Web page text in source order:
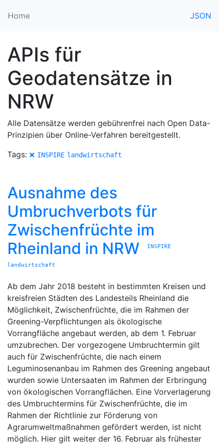
Home JSON
APIs für
Geodatensätze in
NRW
Alle Datensätze werden gebührenfrei nach Open Data-
Prinzipien über Online-Verfahren bereitgestellt.
Tags: ❌ INSPIRE landwirtschaft
Ausnahme des
Umbruchverbots für
Zwischenfrüchte im
Rheinland in NRW
INSPIRE
landwirtschaft
Ab dem Jahr 2018 besteht in bestimmten Kreisen und
kreisfreien Städten des Landesteils Rheinland die
Möglichkeit, Zwischenfrüchte, die im Rahmen der
Greening-Verpflichtungen als ökologische
Vorrangfläche angebaut werden, ab dem 1. Februar
umzubrechen. Der vorgezogene Umbruchtermin gilt
auch für Zwischenfrüchte, die nach einem
Leguminosenanbau im Rahmen des Greening angebaut
wurden sowie Untersaaten im Rahmen der Erbringung
von ökologischen Vorrangflächen. Eine Vorverlagerung
des Umbruchtermins für Zwischenfrüchte, die im
Rahmen der Richtlinie zur Förderung von
Agrarumweltmaßnahmen gefördert werden, ist nicht
möglich. Hier gilt weiter der 16. Februar als frühester